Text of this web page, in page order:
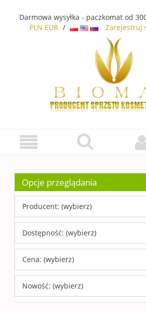
Darmowa wysyłka - paczkomat od
PLN EUR / Zarejestruj
Opcje przeglądania
Producent: (wybierz)
Dostępność: (wybierz)
Cena: (wybierz)
Nowość: (wybierz)